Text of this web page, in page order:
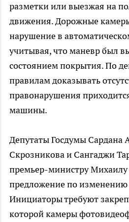
разметки или выезжая на
движения. Дорожные
нарушение в
учитывая, что маневр был
состоянием покрытия. По
правилам доказывать
правонарушения
машины.
Депутаты Госдумы Сардана
Скрозникова и Сангаджи
премьер-министру
предложение по
Инициаторы требуют
которой камеры